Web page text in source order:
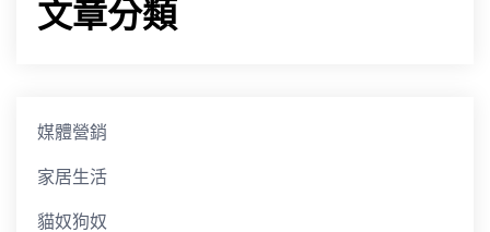
文章分類
媒體營銷
家居生活
貓奴狗奴